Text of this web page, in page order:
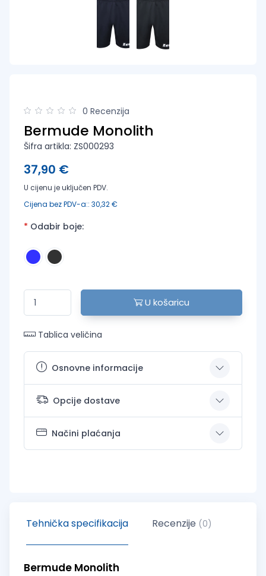
0 Recenzija
Bermude Monolith
Šifra artikla: ZS000293
37,90 €
U cijenu je uključen PDV.
Cijena bez PDV-a:: 30,32 €
* Odabir boje:
U košaricu
Tablica veličina
Osnovne informacije
Opcije dostave
Načini plaćanja
Tehnička specifikacija Recenzije (0)
Bermude Monolith